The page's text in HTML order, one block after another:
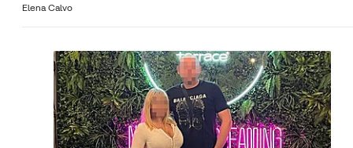
Elena Calvo